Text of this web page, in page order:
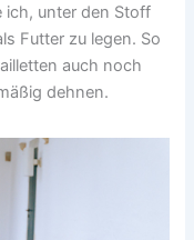
ich, unter den Stoff
Futter zu legen. So
auch noch
dehnen.